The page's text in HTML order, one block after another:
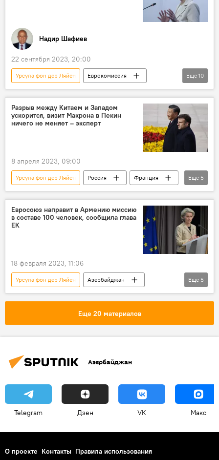
Надир Шафиев
22 сентября 2023, 20:00
Урсула фон дер Ляйен
Еврокомиссия
Хиросима
Бомбардировка
ложь
Запад
Двойные стандарты
Россия
История
Искажение
Еще 10
Разрыв между Китаем и Западом
ускорится, визит Макрона в Пекин
ничего не меняет – эксперт
8 апреля 2023, 09:00
Урсула фон дер Ляйен Россия
Франция
Китай
Политика
Украина
СВО
Си Цзиньпин
Еще 5
Евросоюз направит в Армению миссию
в составе 100 человек, сообщила глава
ЕК
18 февраля 2023, 11:06
Урсула фон дер Ляйен
Азербайджан
Армения
граница
ЕК
Еще 5
Еще 20 материалов
Азербайджан
Telegram Дзен VK Макс
О проекте Контакты Правила использования